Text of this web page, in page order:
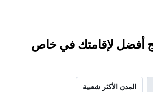
أفضل لإقامتك في خاص
المدن الأكثر شعبية